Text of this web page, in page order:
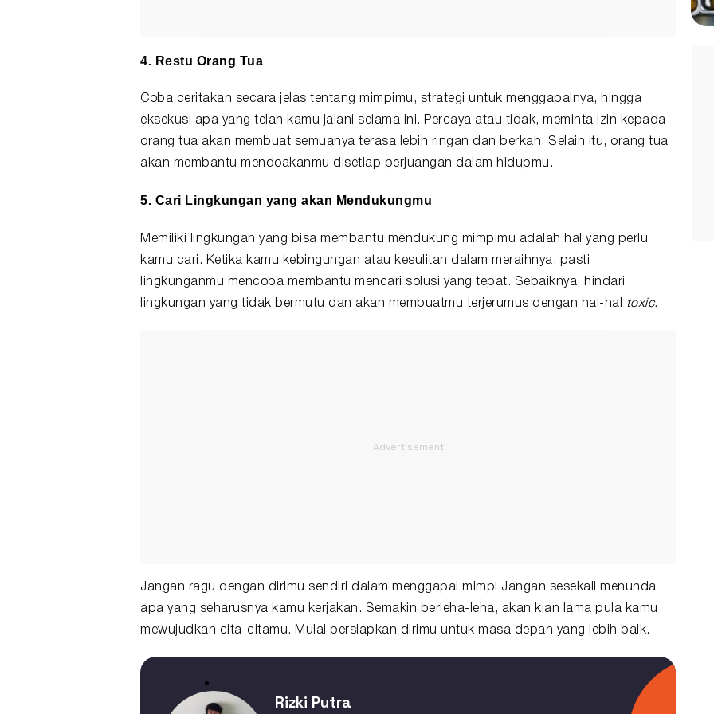
4. Restu Orang Tua
Coba ceritakan secara jelas tentang mimpimu, strategi untuk menggapainya, hingga
eksekusi apa yang telah kamu jalani selama ini. Percaya atau tidak, meminta izin kepada
orang tua akan membuat semuanya terasa lebih ringan dan berkah. Selain itu, orang tua
akan membantu mendoakanmu disetiap perjuangan dalam hidupmu.
5. Cari Lingkungan yang akan Mendukungmu
Memiliki lingkungan yang bisa membantu mendukung mimpimu adalah hal yang perlu
kamu cari. Ketika kamu kebingungan atau kesulitan dalam meraihnya, pasti
lingkunganmu mencoba membantu mencari solusi yang tepat. Sebaiknya, hindari
lingkungan yang tidak bermutu dan akan membuatmu terjerumus dengan hal-hal
toxic.
Jangan ragu dengan dirimu sendiri dalam menggapai mimpi Jangan sesekali menunda
apa yang seharusnya kamu kerjakan. Semakin berleha-leha, akan kian lama pula kamu
mewujudkan cita-citamu. Mulai persiapkan dirimu untuk masa depan yang lebih baik.
Rizki Putra